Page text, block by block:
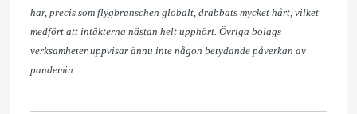
har, precis som flygbranschen globalt, drabbats mycket hårt, vilket
medfört att intäkterna nästan helt upphört. Övriga bolags
verksamheter uppvisar ännu inte någon betydande påverkan av
pandemin.